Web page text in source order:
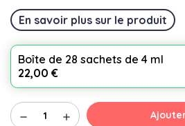
En savoir plus sur le produit
Boîte de 28 sachets de 4 ml
22,00 €
remove add